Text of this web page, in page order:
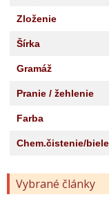
Zloženie
Šírka
Gramáž
Pranie / žehlenie
Farba
Chem.čistenie/
Vybrané články